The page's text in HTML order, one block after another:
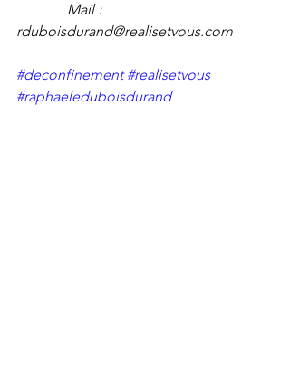
Mail :
rduboisdurand@realisetvous.com
#deconfinement #realisetvous
#raphaeleduboisdurand